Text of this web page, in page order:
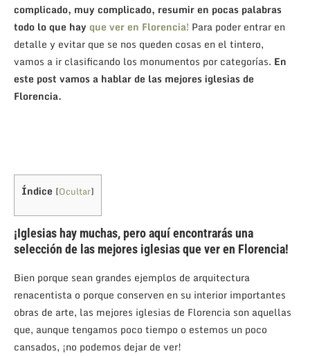
complicado, muy complicado, resumir en pocas palabras
todo lo que hay que ver en Florencia! Para poder entrar en
detalle y evitar que se nos queden cosas en el tintero,
vamos a ir clasificando los monumentos por categorías. En
este post vamos a hablar de las mejores iglesias de
Florencia.
Índice [Ocultar]
¡Iglesias hay muchas, pero aquí encontrarás una
selección de las mejores iglesias que ver en Florencia!
Bien porque sean grandes ejemplos de arquitectura
renacentista o porque conserven en su interior importantes
obras de arte, las mejores iglesias de Florencia son aquellas
que, aunque tengamos poco tiempo o estemos un poco
cansados, ¡no podemos dejar de ver!